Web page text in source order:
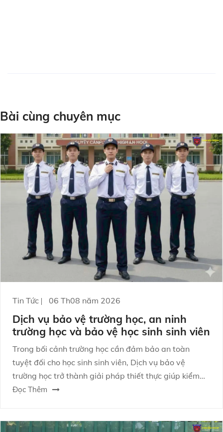
Bài cùng chuyên mục
Tin Tức 06 Th08 năm 2026
Dịch vụ bảo vệ trường học, an ninh
trường học và bảo vệ học sinh sinh viên
Trong bối cảnh trường học cần đảm bảo an toàn
tuyệt đối cho học sinh sinh viên, Dịch vụ bảo vệ
trường học trở thành giải pháp thiết thực giúp kiểm
soát rủi ro, ngăn chặn hành vi xâm nhập trái phép và
Đọc Thêm